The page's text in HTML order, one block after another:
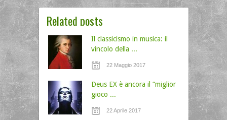
Related posts
Il classicismo in musica: il
vincolo della ...
22 Maggio 2017
Deus EX è ancora il “miglior
gioco ...
22 Aprile 2017